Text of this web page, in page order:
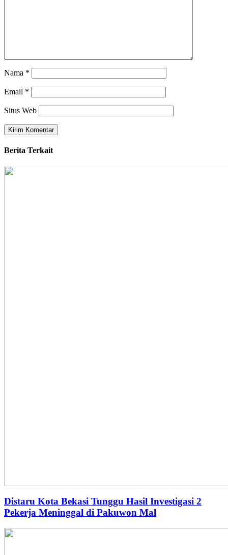
Nama *
Email *
Situs Web
Berita Terkait
Distaru Kota Bekasi Tunggu Hasil Investigasi 2
Pekerja Meninggal di Pakuwon Mal